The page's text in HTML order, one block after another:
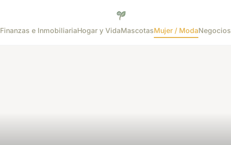
Finanzas e InmobiliariaHogar y VidaMascotasMujer / ModaNegocios